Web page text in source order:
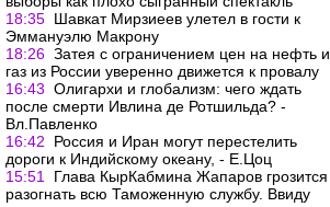
18:35 Шавкат Мирзиеев улетел в гости к
Эммануэлю Макрону
18:26 Затея с ограничением цен на нефть и
газ из России уверенно движется к провалу
16:43 Олигархи и глобализм: чего ждать
после смерти Ивлина де Ротшильда? -
Вл.Павленко
16:42
Россия и Иран могут перестелить
дороги к Индийскому океану, - Е.Цоц
15:51
Глава КырКабмина Жапаров грозится
разогнать всю Таможенную службу. Ввиду